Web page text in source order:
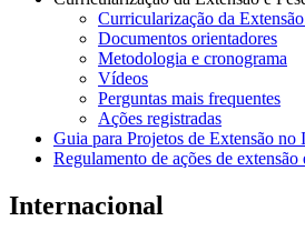
Curricularização da Extensão
Documentos orientadores
Metodologia e cronograma
Vídeos
Perguntas mais frequentes
Ações registradas
Guia para Projetos de Extensão no
Regulamento de ações de extensão
Internacional